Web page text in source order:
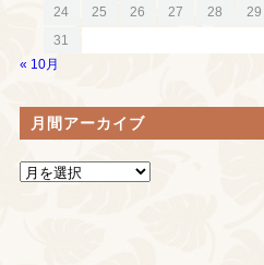
24
25 26 27 28 29
31
« 10月
月間アーカイブ